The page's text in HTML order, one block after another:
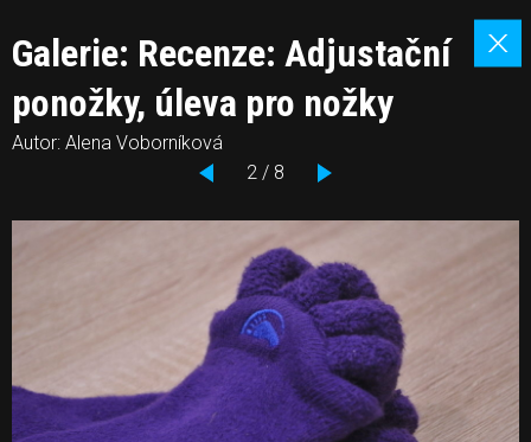
Galerie: Recenze: Adjustační
ponožky, úleva pro nožky
Autor: Alena Voborníková
2 / 8